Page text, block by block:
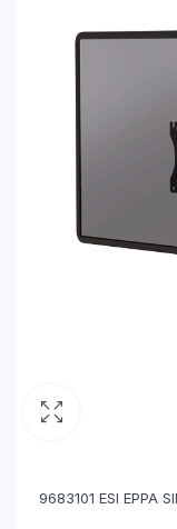
9683101 ESI EPPA